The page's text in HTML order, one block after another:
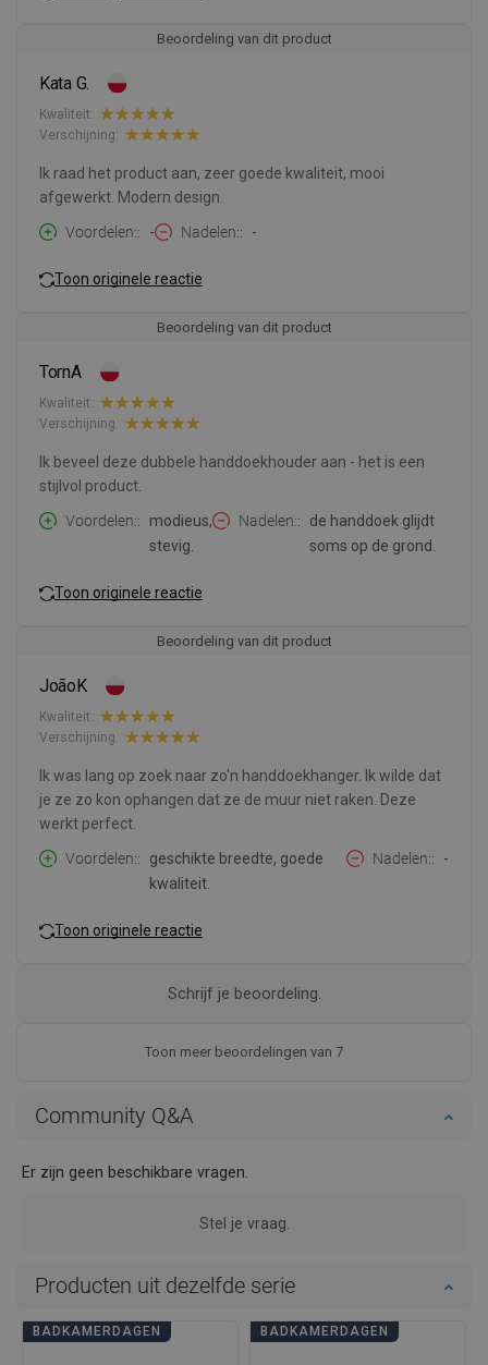
Beoordeling van dit product
Kata G.
Kwaliteit:
Verschijning:
Ik raad het product aan, zeer goede kwaliteit, mooi
afgewerkt. Modern design.
Voordelen:
- Nadelen: -
Toon originele reactie
Beoordeling van dit product
TornA
Kwaliteit:
Verschijning:
Ik beveel deze dubbele handdoekhouder aan - het is een
stijlvol product.
Voordelen:
modieus,
stevig.
Nadelen:
de handdoek glijdt
soms op de grond.
Toon originele reactie
Beoordeling van dit product
JoãoK
Kwaliteit:
Verschijning:
Ik was lang op zoek naar zo'n handdoekhanger. Ik wilde dat
je ze zo kon ophangen dat ze de muur niet raken. Deze
werkt perfect.
Voordelen:
geschikte breedte, goede
kwaliteit.
Nadelen: -
Toon originele reactie
Toon meer beoordelingen van 7
Schrijf je beoordeling.
Community Q&A
Er zijn geen beschikbare vragen.
Stel je vraag.
Producten uit dezelfde serie
BADKAMERDAGEN BADKAMERDAGEN